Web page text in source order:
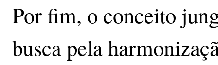
Por fim, o conceito
busca pela